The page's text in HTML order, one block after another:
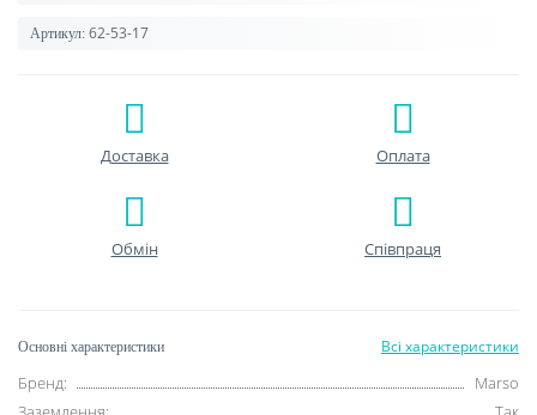
Артикул: 62-53-17
Доставка Оплата
Обмін Співпраця
Основні характеристики Всі характеристики
Бренд:
Marso